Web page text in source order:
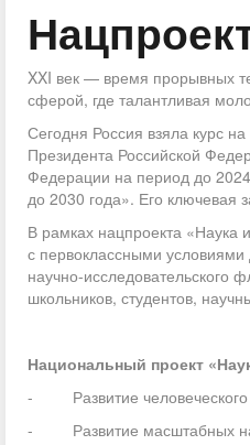
XXI век — время прорывных
сферой, где талантливая
Сегодня Россия взяла курс
Президента Российской
Федерации на период до
до 2030 года». Его ключевая
В рамках нацпроекта «Наука
с первоклассными условиями
научно-исследовательского
школьников, студентов,
Национальный проект
- Развитие человеческого
- Развитие масштабных